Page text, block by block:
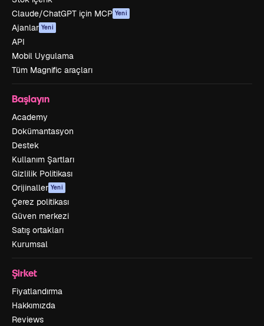
Claude/ChatGPT için MCP Yeni
Ajanlar Yeni
API
Mobil Uygulama
Tüm Magnific araçları
Başlayın
Academy
Dokümantasyon
Destek
Kullanım Şartları
Gizlilik Politikası
Orijinaller Yeni
Çerez politikası
Güven merkezi
Satış ortakları
Kurumsal
Şirket
Fiyatlandırma
Hakkımızda
Reviews